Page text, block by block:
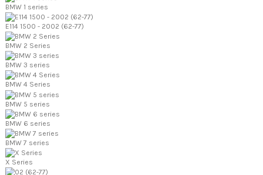
BMW 1 series
E114 1500 - 2002 (62-77)
BMW 2 Series
BMW 3 series
BMW 4 Series
BMW 5 series
BMW 6 series
BMW 7 series
X Series